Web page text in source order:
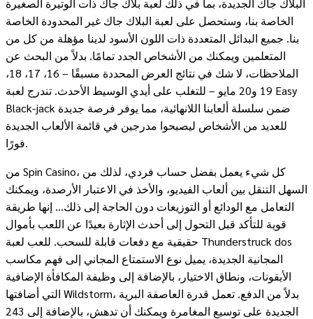
الخاصة بنا، وستحصل على لعبة البلاك جاك غير المحدودة الخاصة
بنا. جميع البدائل المتعددة ذات اللون الأسود لدينا مؤهلة من كل من
المتعلمين ويمكنك من الأشخاص الجدد تمامًا. بدلاً من البحث عن
الملاحظات، لا شك في نتائج العرض المحددة مسبقًا – 16، 17، 18،
19 و20 مايو – للتغلب على أيدي الوسيط الأحدث. تندرج لعبة Easy
Black-jack ضمن سلسلة ألعابنا اللانهائية، مما يوفر فرصة جديدة
للعديد من الأشخاص ليصبحوا مدرجين في قائمة الألعاب الجديدة
فورًا.
من Spin Casino، كل شيء يعمل بفضل حساب فردي، لذلك من
السهل التنقل بين ألعاب الفيديو، والأخذ في الاعتبار الأرصدة، ويمكنك
التعامل مع الودائع أو التوزيعات دون الحاجة إلى ذلك… إنها طريقة
قوية للتأكد قبل التحول إلى أحدث الإثارة بعيدًا عن اللعب بأموال
حقيقية مع دفعات قابلة للسحب. للعب لعبة Thunderstruck dos
المجانية الجديدة، يميل نوع الاستمتاع المجاني إلى فهم مكاسب
الأيقونات، ونطاق الاختيار، بالإضافة إلى وظيفة المكافأة الإضافية
التي أضافتها Wildstorm، بدلاً من الدفع. تعمل قدرة العاصفة البرية
الجديدة على توسيع المغامرة ويمكنك أن تدهش، بالإضافة إلى 243